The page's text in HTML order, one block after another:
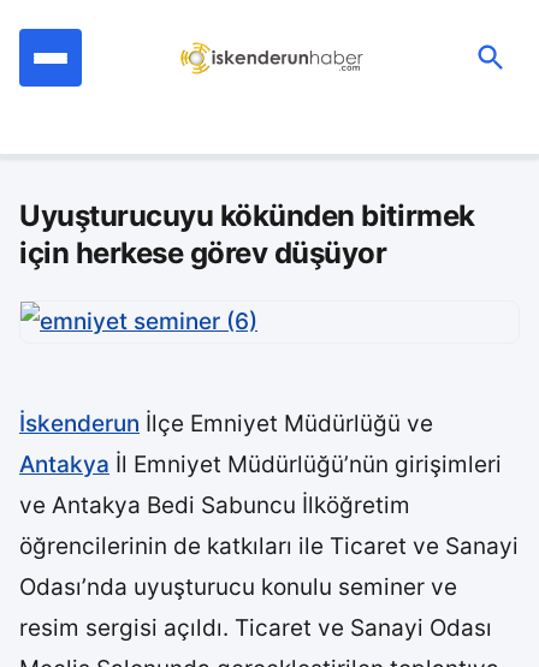
Uyuşturucuyu kökünden bitirmek
için herkese görev düşüyor
İskenderun İlçe Emniyet Müdürlüğü ve
Antakya İl Emniyet Müdürlüğü’nün girişimleri
ve Antakya Bedi Sabuncu İlköğretim
öğrencilerinin de katkıları ile Ticaret ve Sanayi
Odası’nda uyuşturucu konulu seminer ve
resim sergisi açıldı. Ticaret ve Sanayi Odası